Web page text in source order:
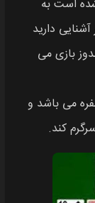
است به
دارید
بازی می
می باشد و
کند.